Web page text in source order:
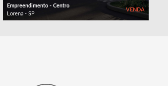
Empreendimento - Centro
Lorena - SP
VENDA